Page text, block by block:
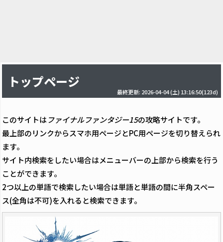
トップページ
最終更新: 2026-04-04 (土) 13:16:50(123d)
このサイトはファイナルファンタジー15の攻略サイトです。
最上部のリンクからスマホ用ページとPC用ページを切り替えられ
ます。
サイト内検索をしたい場合はメニューバーの上部から検索を行う
ことができます。
2つ以上の単語で検索したい場合は単語と単語の間に半角スペー
ス(全角は不可)を入れると検索できます。